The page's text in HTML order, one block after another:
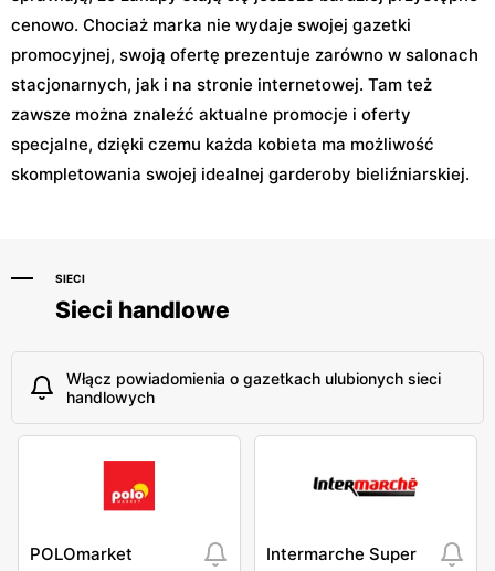
cenowo. Chociaż marka nie wydaje swojej gazetki
promocyjnej, swoją ofertę prezentuje zarówno w salonach
stacjonarnych, jak i na stronie internetowej. Tam też
zawsze można znaleźć aktualne promocje i oferty
specjalne, dzięki czemu każda kobieta ma możliwość
skompletowania swojej idealnej garderoby bieliźniarskiej.
SIECI
Sieci handlowe
Włącz powiadomienia o gazetkach ulubionych sieci
handlowych
POLOmarket Intermarche Super